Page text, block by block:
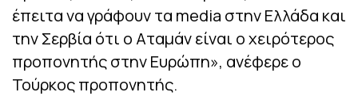
έπειτα να γράφουν τα media στην Ελλάδα και
την Σερβία ότι ο Αταμάν είναι ο χειρότερος
προπονητής στην Ευρώπη», ανέφερε ο
Τούρκος προπονητής.